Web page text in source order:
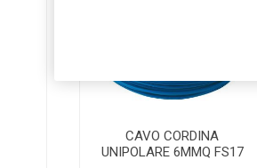
CAVO CORDINA
UNIPOLARE 6MMQ FS17